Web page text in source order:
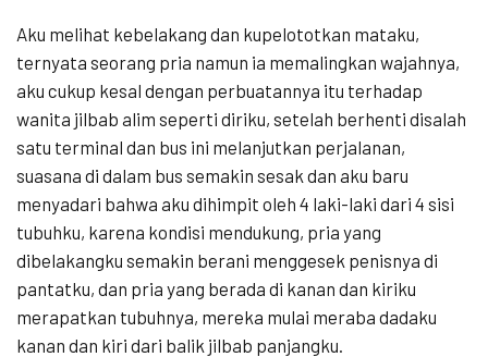
Aku melihat kebelakang dan kupelototkan mataku,
ternyata seorang pria namun ia memalingkan wajahnya,
aku cukup kesal dengan perbuatannya itu terhadap
wanita jilbab alim seperti diriku, setelah berhenti disalah
satu terminal dan bus ini melanjutkan perjalanan,
suasana di dalam bus semakin sesak dan aku baru
menyadari bahwa aku dihimpit oleh 4 laki-laki dari 4 sisi
tubuhku, karena kondisi mendukung, pria yang
dibelakangku semakin berani menggesek penisnya di
pantatku, dan pria yang berada di kanan dan kiriku
merapatkan tubuhnya, mereka mulai meraba dadaku
kanan dan kiri dari balik jilbab panjangku.